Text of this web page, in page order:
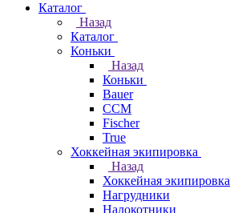
Каталог
Назад
Каталог
Коньки
Назад
Коньки
Bauer
CCM
Fischer
True
Хоккейная экипировка
Назад
Хоккейная экипировка
Нагрудники
Налокотники